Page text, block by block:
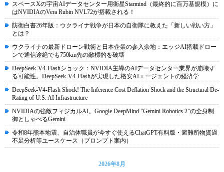
スペースXの宇宙AIデータセンター用衛星Starmind（最終的に百万基規模）に
はNVIDIAのVera Rubin NVL72が搭載される！
防衛白書26年版：ウクライナ戦争が日本の自衛隊に教えた「新しい戦い方」
とは？
ウクライナの最新ドローン戦術と日本企業の参入余地：エッジAI搭載ドロー
ンで通信途絶でも750km先の敵標的を破壊
DeepSeek-V4-Flashショック：NVIDIA主導のAIデータセンター業界が崩壊す
る可能性。DeepSeek-V4-Flashが実現した格安AIエージェントの経済学
DeepSeek-V4-Flash Shock! The Inference Cost Deflation Shock and the Structural De-
Rating of U.S. AI Infrastructure
NVIDIAの強敵フィジカルAI。Google DeepMind "Gemini Robotics 2"の全身制
御としゃべるGemini
令和8年熊本地震、自治体職員が今すぐ使えるChatGPT有料版・避難所物資過
不足分析等ユースケース（プロンプト案内）
2026年8月